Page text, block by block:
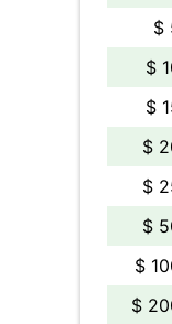
$
$
$
$
$
$
$
$